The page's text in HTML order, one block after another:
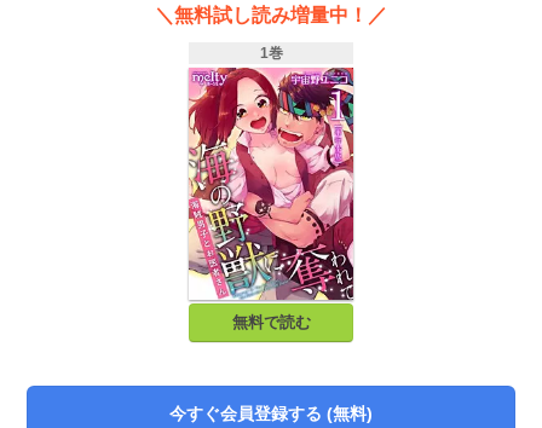
したジュードという男で――。最強の海賊男子ジュードと男のフリをした医師
＼無料試し読み増量中！／
1巻
無料で読む
今すぐ会員登録する (無料)